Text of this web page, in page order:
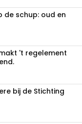
de schup: oud en
't regelement
bij de Stichting